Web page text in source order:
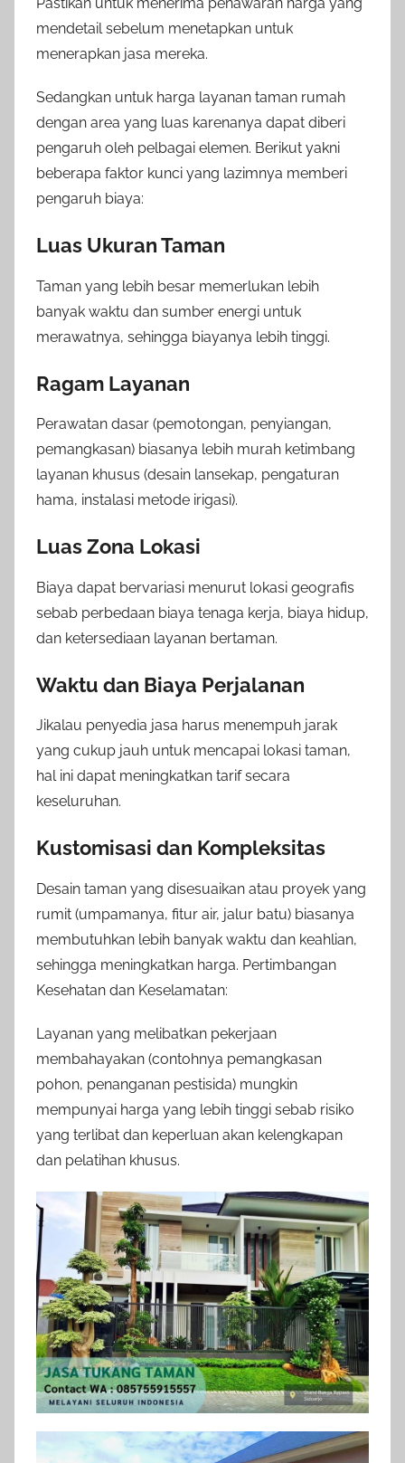
Pastikan untuk menerima penawaran harga yang
mendetail sebelum menetapkan untuk
menerapkan jasa mereka.
Sedangkan untuk harga layanan taman rumah
dengan area yang luas karenanya dapat diberi
pengaruh oleh pelbagai elemen. Berikut yakni
beberapa faktor kunci yang lazimnya memberi
pengaruh biaya:
Luas Ukuran Taman
Taman yang lebih besar memerlukan lebih
banyak waktu dan sumber energi untuk
merawatnya, sehingga biayanya lebih tinggi.
Ragam Layanan
Perawatan dasar (pemotongan, penyiangan,
pemangkasan) biasanya lebih murah ketimbang
layanan khusus (desain lansekap, pengaturan
hama, instalasi metode irigasi).
Luas Zona Lokasi
Biaya dapat bervariasi menurut lokasi geografis
sebab perbedaan biaya tenaga kerja, biaya hidup,
dan ketersediaan layanan bertaman.
Waktu dan Biaya Perjalanan
Jikalau penyedia jasa harus menempuh jarak
yang cukup jauh untuk mencapai lokasi taman,
hal ini dapat meningkatkan tarif secara
keseluruhan.
Kustomisasi dan Kompleksitas
Desain taman yang disesuaikan atau proyek yang
rumit (umpamanya, fitur air, jalur batu) biasanya
membutuhkan lebih banyak waktu dan keahlian,
sehingga meningkatkan harga. Pertimbangan
Kesehatan dan Keselamatan:
Layanan yang melibatkan pekerjaan
membahayakan (contohnya pemangkasan
pohon, penanganan pestisida) mungkin
mempunyai harga yang lebih tinggi sebab risiko
yang terlibat dan keperluan akan kelengkapan
dan pelatihan khusus.